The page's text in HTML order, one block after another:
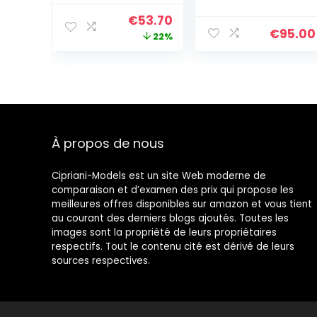
Le
prix
€53.70Le
prix
22%
Taille M, Blanc
€95.00
À propos de nous
Cipriani-Models est un site Web moderne de
comparaison et d’examen des prix qui propose les
meilleures offres disponibles sur amazon et vous tient
au courant des derniers blogs ajoutés. Toutes les
images sont la propriété de leurs propriétaires
respectifs. Tout le contenu cité est dérivé de leurs
sources respectives.